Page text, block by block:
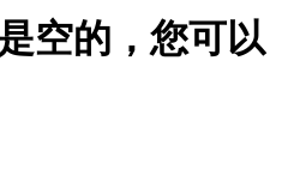
空的，您可以